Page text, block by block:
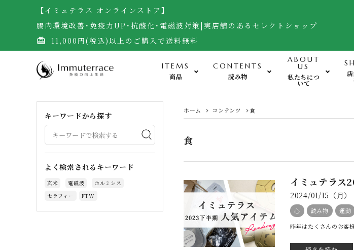
【イミュテラス オンラインストア】
腸内環境改善･免疫力UP･抗酸化･電磁波対策|実店舗のあるセレクトショップ
card_giftcard 11,000円(税込)以上のご購入で送料無料
ITEMS
商品
食-Food-
米・雑穀（自然栽培玄米）
無農薬野菜・黒千石大豆
調味料（自然栽培味噌、醤油他）
運動-Exercise-
CONTENTS
読み物
ABOUT
US
私たちにつ
いて
ホーム コンテンツ 食
食
イミュテラス
2024/01/15（月）
心 読み物 運動
昨年はたくさんのお客
キーワードから探す
よく検索されるキーワード
玄米 電磁波
ホルミシス
セラフィー
FTW